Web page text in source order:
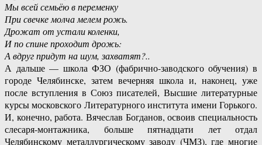
Мы всей семьёю в переменку
При свечке молча мелем рожь.
Дрожат от устали коленки,
И по спине проходит дрожь:
А вдруг придут на шум, захватят?..
А дальше — школа ФЗО (фабрично-заводского обучения) в
городе Челябинске, затем вечерняя школа и, наконец, уже
после вступления в Союз писателей, Высшие литературные
курсы московского Литературного института имени Горького.
И, конечно, работа. Вячеслав Богданов, освоив специальность
слесаря-монтажника, больше пятнадцати лет отдал
Челябинскому металлургическому заводу (ЧМЗ), где многие